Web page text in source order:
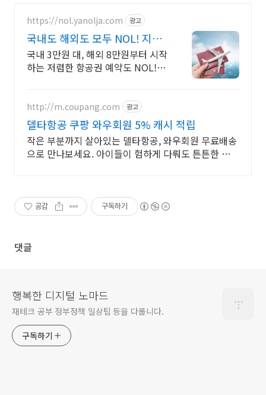
https://nol.yanolja.com 광고
국내도 해외도 모두 NOL! 지금
인기 해외노선 특가
국내 3만원 대, 해외 8만원부터 시작
하는 저렴한 항공권 예약도 NOL! 바
http://m.coupang.com 광고
델타항공 쿠팡 와우회원 5% 캐시 적립
작은 부분까지 살아있는 델타항공, 와우회원 무료배송
으로 만나보세요. 아이들이 험하게 다뤄도 튼튼한 다이
공감 구독하기
댓글
행복한 디지털 노마드
재테크 공부 정부정책 일상팁 등을 다룹니다.
구독하기